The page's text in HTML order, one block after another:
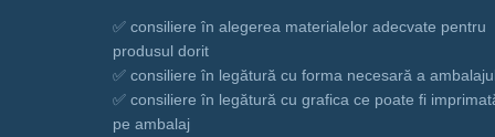
✅ consiliere în alegerea materialelor adecvate pentru
produsul dorit
✅ consiliere în legătură cu forma necesară a
✅ consiliere în legătură cu grafica ce poate fi
pe ambalaj